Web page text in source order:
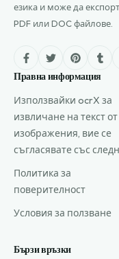
езика и може да
PDF или DOC файлове.
Правна информация
Използвайки ocrX за
извличане на текст от
изображения, вие се
съгласявате със
Политика за
поверителност
Условия за ползване
Бързи връзки